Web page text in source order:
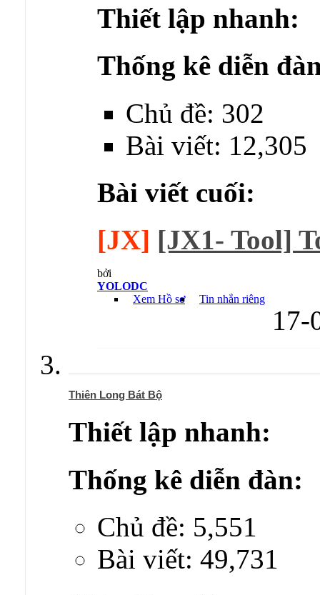
Thiết lập nhanh:
Thống kê diễn
Chủ đề: 302
Bài viết: 12,305
Bài viết cuối:
[JX] [JX1- Tool]
bởi
YOLODC
Xem Hồ sơ
Tin nhắn riêng
Thiên Long Bát Bộ
Thiết lập nhanh:
Thống kê diễn đàn:
Chủ đề: 5,551
Bài viết: 49,731